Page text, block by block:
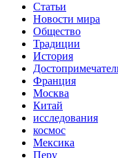
Статьи
Новости мира
Общество
Традиции
История
Франция
Москва
Китай
исследования
космос
Мексика
Перу